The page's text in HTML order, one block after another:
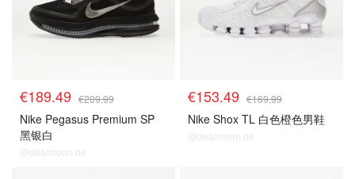
€189.49 €209.99
Nike Pegasus Premium SP
黑银白
@dealmoon.de
€153.49 €169.99
Nike Shox TL 白色橙色男鞋
@dealmoon.de